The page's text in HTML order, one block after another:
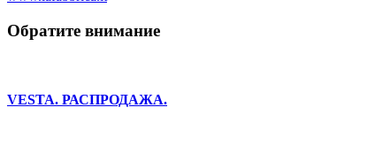
Обратите внимание
VESTA. РАСПРОДАЖА.